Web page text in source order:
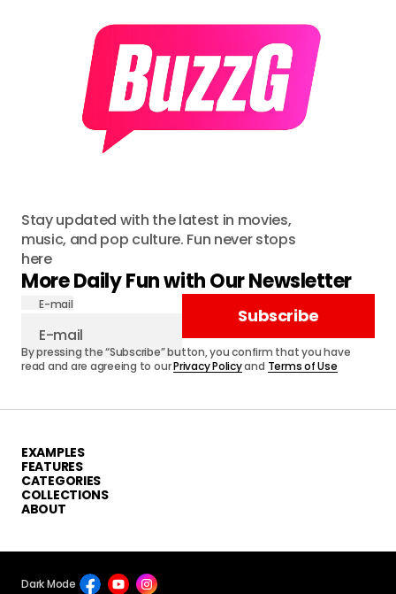
music, and pop culture. Fun never stops
here
More Daily Fun with Our Newsletter
E-mail
Subscribe
By pressing the “Subscribe” button, you confirm that you have
read and are agreeing to our
Privacy Policy and Terms of Use
FEATURES
CATEGORIES
COLLECTIONS